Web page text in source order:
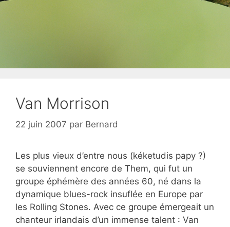
Van Morrison
22 juin 2007 par Bernard
Les plus vieux d’entre nous (kéketudis papy ?)
se souviennent encore de Them, qui fut un
groupe éphémère des années 60, né dans la
dynamique blues-rock insuflée en Europe par
les Rolling Stones. Avec ce groupe émergeait un
chanteur irlandais d’un immense talent : Van